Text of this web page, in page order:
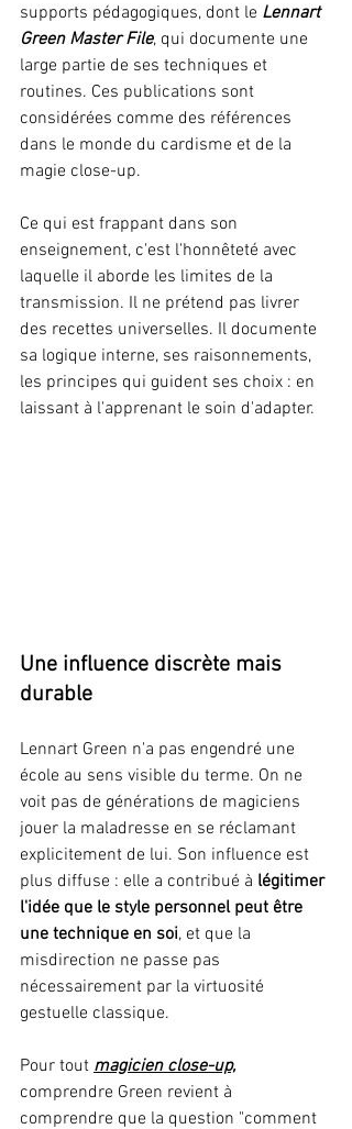
supports pédagogiques, dont le Lennart
Green Master File, qui documente une
large partie de ses techniques et
routines. Ces publications sont
considérées comme des références
dans le monde du cardisme et de la
magie close-up.
Ce qui est frappant dans son
enseignement, c'est l'honnêteté avec
laquelle il aborde les limites de la
transmission. Il ne prétend pas livrer
des recettes universelles. Il documente
sa logique interne, ses raisonnements,
les principes qui guident ses choix : en
laissant à l'apprenant le soin d'adapter.
Une influence discrète mais
durable
Lennart Green n'a pas engendré une
école au sens visible du terme. On ne
voit pas de générations de magiciens
jouer la maladresse en se réclamant
explicitement de lui. Son influence est
plus diffuse : elle a contribué à légitimer
l'idée que le style personnel peut être
une technique en soi, et que la
misdirection ne passe pas
nécessairement par la virtuosité
gestuelle classique.
Pour tout magicien close-up,
comprendre Green revient à
comprendre que la question "comment